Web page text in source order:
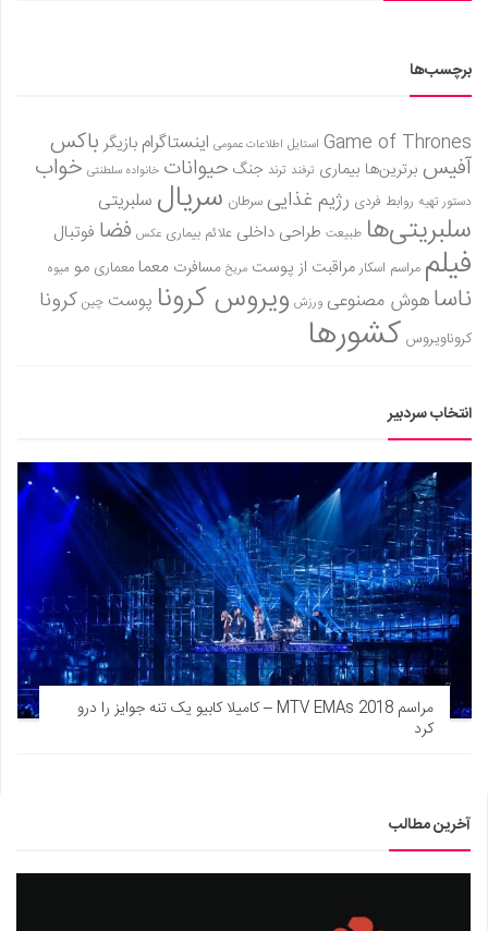
برچسب‌ها
Game of Thrones استایل اطلاعات عمومی اینستاگرام بازیگر باکس
آفیس برترین‌ها بیماری ترفند ترند جنگ حیوانات خانواده سلطنتی خواب
دستور تهیه روابط فردی رژیم غذاییسرطان سریال سلبریتی
سلبریتی‌ها طبیعت طراحی داخلی علائم بیماری عکس فضا فوتبال
فیلم مراسم اسکارمراقبت از پوست مریخ مسافرت معمامعماری مو میوه
ناساهوش مصنوعی ورزش ویروس کرونا پوست چین کرونا
کروناویروس کشورها
انتخاب سردبیر
مراسم MTV EMAs 2018 – کامیلا کابیو یک تنه جوایز را درو
کرد
آخرین مطالب